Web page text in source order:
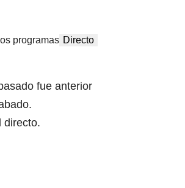
programas Directo
fue anterior
directo.